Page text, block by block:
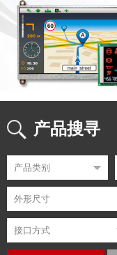
产品搜寻